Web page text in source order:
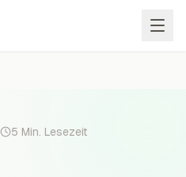
5 Min. Lesezeit